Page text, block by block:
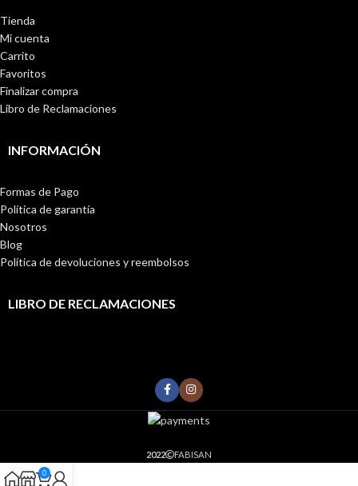
Tienda
Mi cuenta
Carrito
Favoritos
Finalizar compra
Libro de Reclamaciones
INFORMACIÓN
Formas de Pago
Política de garantía
Nosotros
Blog
Política de devoluciones y reembolsos
LIBRO DE RECLAMACIONES
2022 FABISAN
0